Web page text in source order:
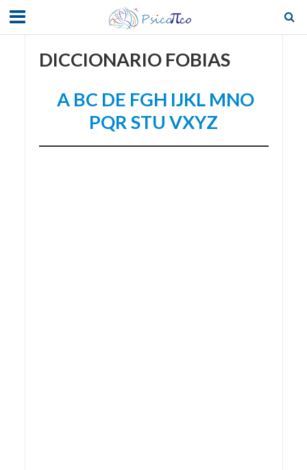
DICCIONARIO FOBIAS
A BC DE FGH IJKL MNO
PQRSTU VXYZ